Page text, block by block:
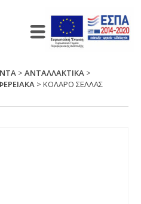
>ΑΝΤΑΛΛΑΚΤΙΚΑ >
> ΚΟΛΑΡΟ ΣΕΛΛΑΣ